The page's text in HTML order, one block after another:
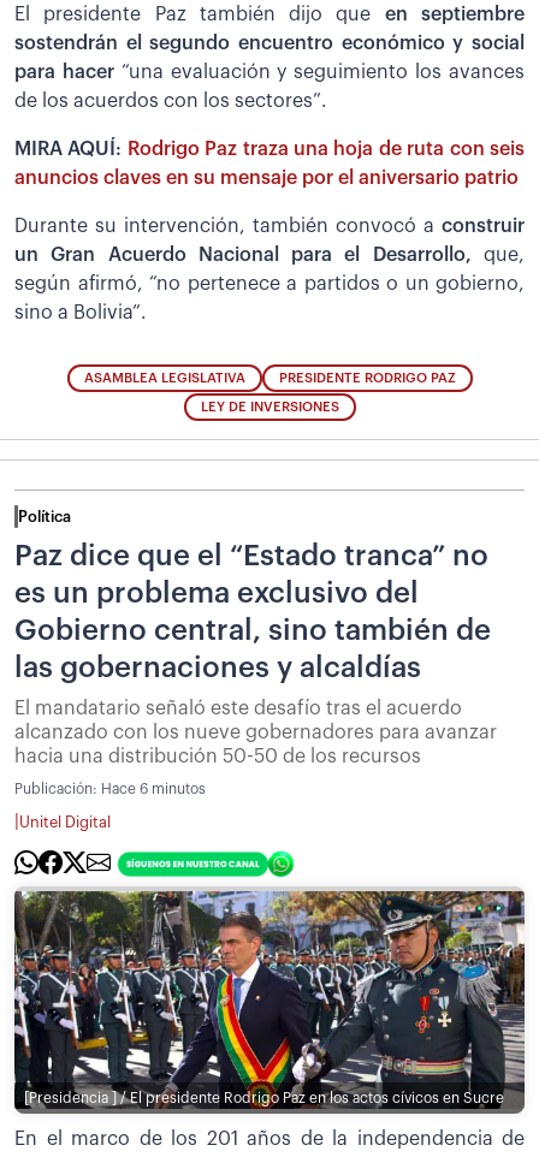
El presidente Paz también dijo que en septiembre
sostendrán el segundo encuentro económico y social
para hacer“una evaluación y seguimiento los avances
de los acuerdos con los sectores”.
MIRA AQUÍ: Rodrigo Paz traza una hoja de ruta con seis
anuncios claves en su mensaje por el aniversario patrio
Durante su intervención, también convocó a construir
un Gran Acuerdo Nacional para el Desarrollo, que,
según afirmó, “no pertenece a partidos o un gobierno,
sino a Bolivia”.
ASAMBLEA LEGISLATIVA PRESIDENTE RODRIGO PAZ
LEY DE INVERSIONES
Política
Paz dice que el “Estado tranca” no
es un problema exclusivo del
Gobierno central, sino también de
las gobernaciones y alcaldías
El mandatario señaló este desafío tras el acuerdo
alcanzado con los nueve gobernadores para avanzar
hacia una distribución 50-50 de los recursos
Publicación: Hace 6 minutos
Unitel Digital
[Presidencia ] / El presidente Rodrigo Paz en los actos cívicos en Sucre
En el marco de los 201 años de la independencia de